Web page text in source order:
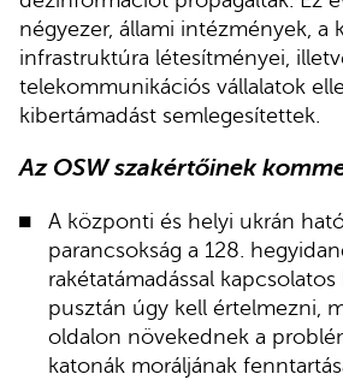
négyezer, állami intézmények, a
infrastruktúra létesítményei,
telekommunikációs vállalatok
kibertámadást semlegesítettek.
Az OSW szakértőinek
A központi és helyi ukrán
parancsokság a 128.
rakétatámadással
pusztán úgy kell értelmezni,
oldalon növekednek a
katonák moráljának